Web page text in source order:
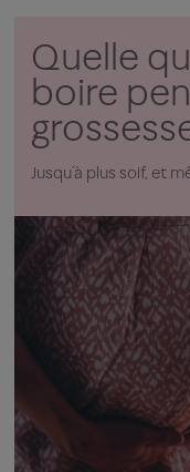
Quelle
boire
Jusqu’à plus soif, et